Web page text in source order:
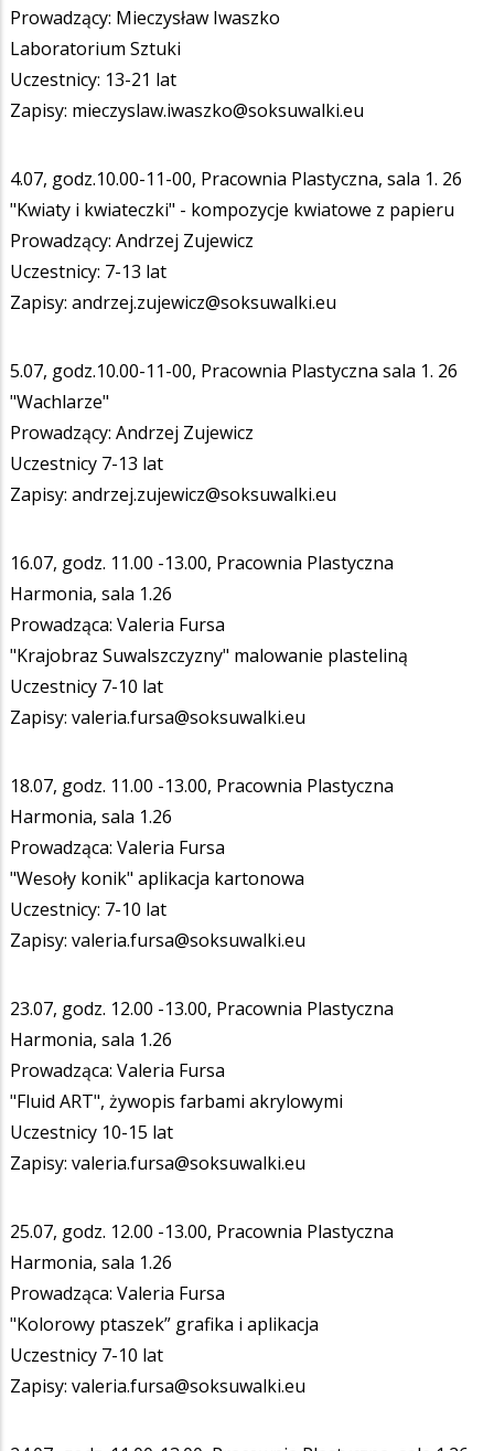
Prowadzący: Mieczysław Iwaszko
Laboratorium Sztuki
Uczestnicy: 13-21 lat
Zapisy: mieczyslaw.iwaszko@soksuwalki.eu
4.07, godz.10.00-11-00, Pracownia Plastyczna, sala 1. 26
"Kwiaty i kwiateczki" - kompozycje kwiatowe z papieru
Prowadzący: Andrzej Zujewicz
Uczestnicy: 7-13 lat
Zapisy: andrzej.zujewicz@soksuwalki.eu
5.07, godz.10.00-11-00, Pracownia Plastyczna sala 1. 26
"Wachlarze"
Prowadzący: Andrzej Zujewicz
Uczestnicy 7-13 lat
Zapisy: andrzej.zujewicz@soksuwalki.eu
16.07, godz. 11.00 -13.00, Pracownia Plastyczna
Harmonia, sala 1.26
Prowadząca: Valeria Fursa
"Krajobraz Suwalszczyzny" malowanie plasteliną
Uczestnicy 7-10 lat
Zapisy: valeria.fursa@soksuwalki.eu
18.07, godz. 11.00 -13.00, Pracownia Plastyczna
Harmonia, sala 1.26
Prowadząca: Valeria Fursa
"Wesoły konik" aplikacja kartonowa
Uczestnicy: 7-10 lat
Zapisy: valeria.fursa@soksuwalki.eu
23.07, godz. 12.00 -13.00, Pracownia Plastyczna
Harmonia, sala 1.26
Prowadząca: Valeria Fursa
"Fluid ART", żywopis farbami akrylowymi
Uczestnicy 10-15 lat
Zapisy: valeria.fursa@soksuwalki.eu
25.07, godz. 12.00 -13.00, Pracownia Plastyczna
Harmonia, sala 1.26
Prowadząca: Valeria Fursa
"Kolorowy ptaszek” grafika i aplikacja
Uczestnicy 7-10 lat
Zapisy: valeria.fursa@soksuwalki.eu